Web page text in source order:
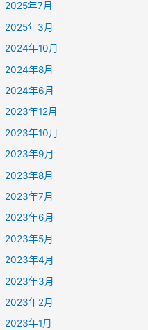
2025年7月
2025年3月
2024年10月
2024年8月
2024年6月
2023年12月
2023年10月
2023年9月
2023年8月
2023年7月
2023年6月
2023年5月
2023年4月
2023年3月
2023年2月
2023年1月